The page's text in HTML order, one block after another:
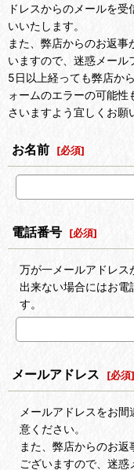
ドレスからのメールを
いいたします。
また、弊店からのお返
いますので、迷惑メール
5日以上経っても弊店か
ォームのエラーの可能
さいますよう宜しくお願
お名前 [必須]
電話番号 [必須]
万が一メールアドレス
出来ない場合にはお電
す。
メールアドレス [必須]
メールアドレスをお
意ください。
また、弊店からのお
ございますので、迷惑